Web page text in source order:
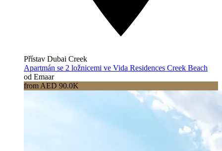
Přístav Dubai Creek
Apartmán se 2 ložnicemi ve Vida Residences Creek Beach
od Emaar
from AED 90.0K